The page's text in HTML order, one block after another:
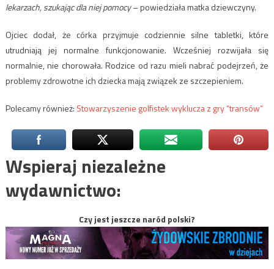
lekarzach, szukając dla niej pomocy– powiedziała matka dziewczyny.
Ojciec dodał, że córka przyjmuje codziennie silne tabletki, które
utrudniają jej normalne funkcjonowanie. Wcześniej rozwijała się
normalnie, nie chorowała. Rodzice od razu mieli nabrać podejrzeń, że
problemy zdrowotne ich dziecka mają związek ze szczepieniem.
Polecamy również: Stowarzyszenie golfistek wyklucza z gry “transów”
Wspieraj niezależne
wydawnictwo:
Czy jest jeszcze naród polski?